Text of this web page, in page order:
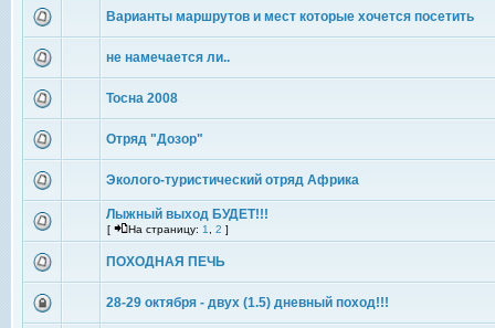
Варианты маршрутов и мест которые хочется посетить
не намечается ли..
Тосна 2008
Отряд "Дозор"
Эколого-туристический отряд Африка
Лыжный выход БУДЕТ!!!
[ На страницу: 1 2 ]
ПОХОДНАЯ ПЕЧЬ
28-29 октября - двух (1.5) дневный поход!!!